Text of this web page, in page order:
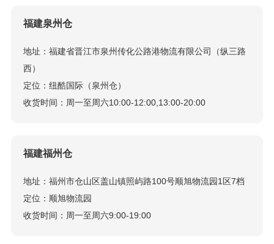
福建泉州仓
地址：福建省晋江市泉州传化公路港物流有限公司（纵三路
西）
定位：纽酷国际（泉州仓）
收货时间：周一至周六10:00-12:00,13:00-20:00
福建福州仓
地址：福州市仓山区盖山镇照屿路100号顺旭物流园1区7档
定位：顺旭物流园
收货时间：周一至周六9:00-19:00